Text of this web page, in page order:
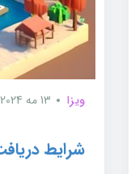
ویزا 13 مه 2024
شرایط